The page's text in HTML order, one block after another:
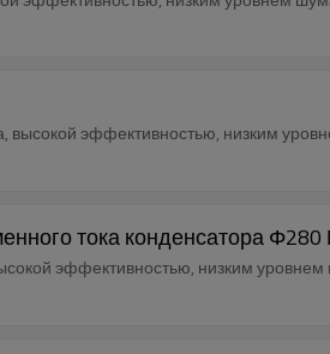
высокой эффективностью, низким
тока конденсатора
эффективностью, низким